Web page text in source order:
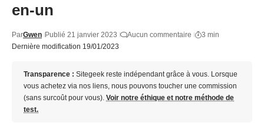
en-un
Dernière modification 19/01/2023
ParGwen Publié 21 janvier 2023 Aucun commentaire 3 min
Transparence : Sitegeek reste indépendant grâce à vous. Lorsque
vous achetez via nos liens, nous pouvons toucher une commission
(sans surcoût pour vous). Voir notre éthique et notre méthode de
test.